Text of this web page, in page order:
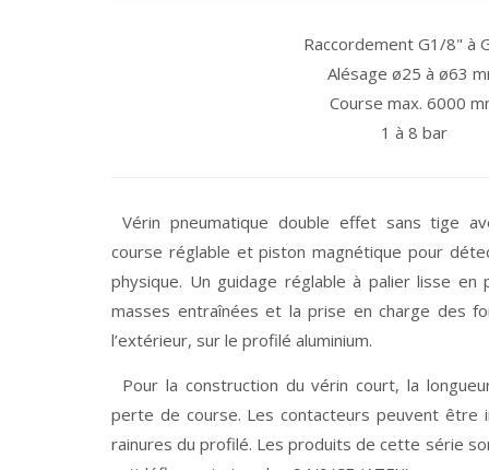
Raccordement G1/8" à
Alésage ø25 à ø63
Course max. 6000
1 à 8 bar
Vérin pneumatique double effet sans tige
course réglable et piston magnétique pour
physique. Un guidage réglable à palier lisse
masses entraînées et la prise en charge des
l’extérieur, sur le profilé aluminium.
Pour la construction du vérin court, la
perte de course. Les contacteurs peuvent être
rainures du profilé. Les produits de cette série